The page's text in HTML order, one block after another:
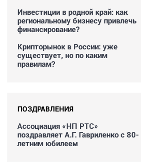
Инвестиции в родной край: как
региональному бизнесу привлечь
финансирование?
Крипторынок в России: уже
существует, но по каким
правилам?
ПОЗДРАВЛЕНИЯ
Ассоциация «НП РТС»
поздравляет А.Г. Гавриленко с 80-
летним юбилеем